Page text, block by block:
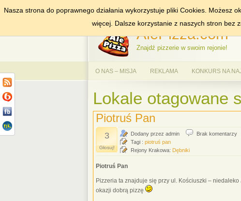
DODAJ NAS DO ULUBIONYCH ZNAJDŹ
AlePizza.com
Znajdź pizzerie w swoim rejonie!
O NAS – MISJA REKLAMA KONKURS NA
Lokale otagowane
Piotruś Pan
3
Głosuj!
Dodany przez admin Brak komentarzy
Tagi : piotruś pan
Rejony Krakowa: Dębniki
Piotruś Pan
Pizzeria ta znajduje się przy ul. Kościuszki –
okazji dobrą pizzę
Nasza strona do poprawnego działania wykorzystuje pliki Cookies. Możesz
więcej. Dalsze korzystanie z naszych stron bez